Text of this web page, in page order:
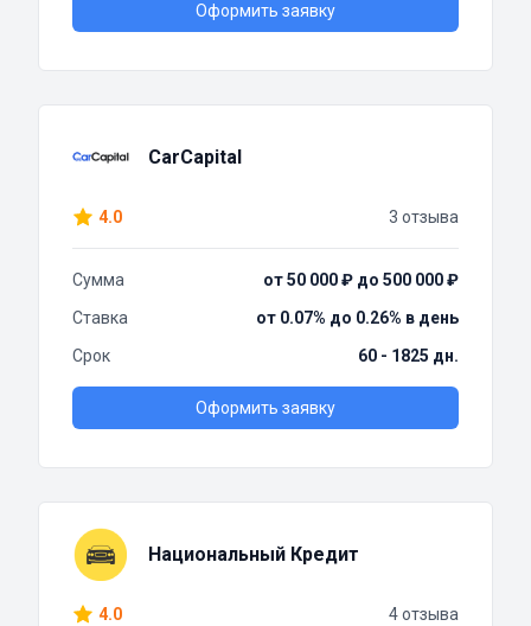
Оформить заявку
CarCapital
4.0 3 отзыва
Сумма
от 50 000 ₽ до 500 000 ₽
Ставка
от 0.07% до 0.26% в день
Срок
60 - 1825 дн.
Оформить заявку
Национальный Кредит
4.0 4 отзыва